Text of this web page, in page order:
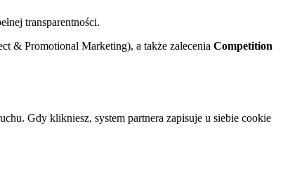
transparentności.
& Promotional Marketing), a także zalecenia Competition
Gdy klikniesz, system partnera zapisuje u siebie cookie